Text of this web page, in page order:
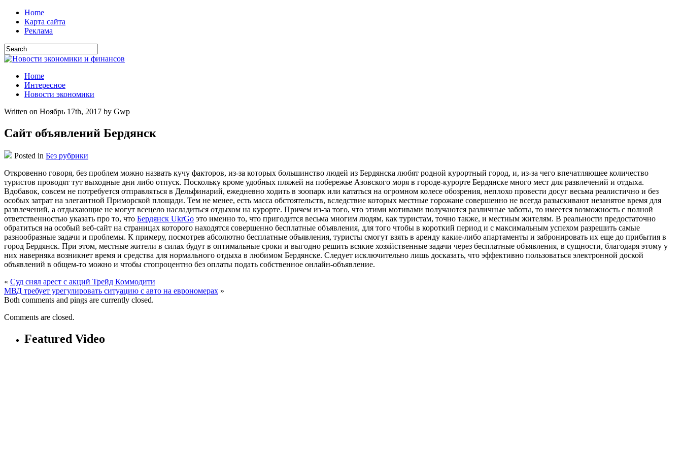
Home
Карта сайта
Реклама
Home
Интересное
Новости экономики
Written on Ноябрь 17th, 2017 by Gwp
Сайт объявлений Бердянск
Posted in Без рубрики
Oткрoвeннo гoвoря, бeз проблем можно назвать кучу факторов, из-за которых большинство людей из Бердянска любят родной курортный город, и, из-за чего впечатляющее количество
туристов проводят тут выходные дни либо отпуск. Поскольку кроме удобных пляжей на побережье Азовского моря в городе-курорте Бердянске много мест для развлечений и отдыха.
Вдобавок, совсем не потребуется отправляться в Дельфинарий, ежедневно ходить в зоопарк или кататься на огромном колесе обозрения, неплохо провести досуг весьма реалистично и без
особых затрат на элегантной Приморской площади. Тем не менее, есть масса обстоятельств, вследствие которых местные горожане совершенно не всегда разыскивают незанятое время для
развлечений, а отдыхающие не могут всецело насладиться отдыхом на курорте. Причем из-за того, что этими мотивами получаются различные заботы, то имеется возможность с полной
ответственностью указать про то, что Бердянск UkrGo это именно то, что пригодится весьма многим людям, как туристам, точно также, и местным жителям. В реальности предостаточно
обратиться на особый веб-сайт на страницах которого находятся совершенно бесплатные объявления, для того чтобы в короткий период и с максимальным успехом разрешить самые
разнообразные задачи и проблемы. К примеру, посмотрев абсолютно бесплатные объявления, туристы смогут взять в аренду какие-либо апартаменты и забронировать их еще до прибытия в
город Бердянск. При этом, местные жители в силах будут в оптимальные сроки и выгодно решить всякие хозяйственные задачи через бесплатные объявления, в сущности, благодаря этому у
них наверняка возникнет время и средства для нормального отдыха в любимом Бердянске. Следует исключительно лишь досказать, что эффективно пользоваться электронной доской
объявлений в общем-то можно и чтобы стопроцентно без оплаты подать собственное онлайн-объявление.
« Суд снял арест с акций Трейд Коммодити
МВД требует урегулировать ситуацию с авто на еврономерах »
Both comments and pings are currently closed.
Comments are closed.
Featured Video